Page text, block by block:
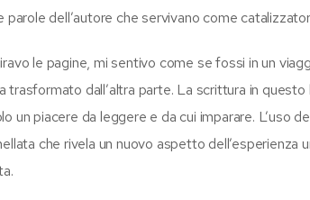
parole dell’autore che servivano come
le pagine, mi sentivo come se fossi in un
trasformato dall’altra parte. La scrittura in
un piacere da leggere e da cui imparare. L’uso
che rivela un nuovo aspetto dell’esperienza